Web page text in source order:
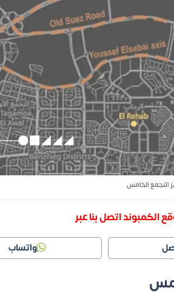
التجمع الخامس
الكمبوند اتصل بنا عبر
واتساب